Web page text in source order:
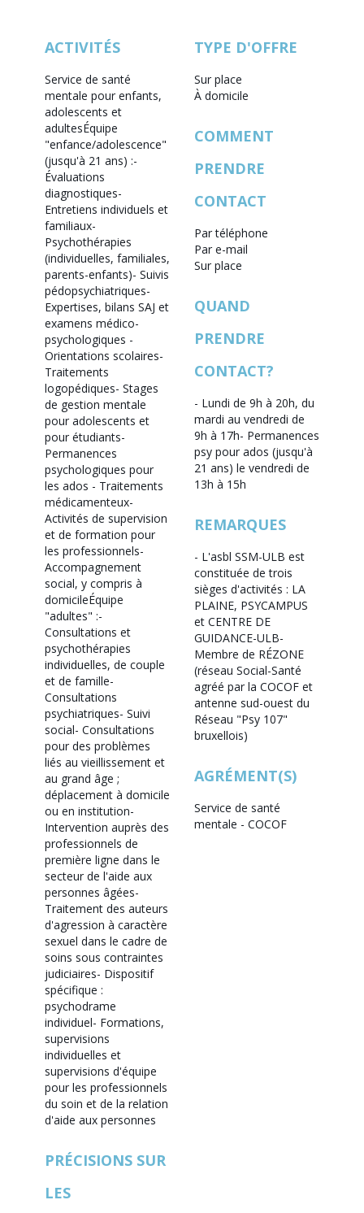
ACTIVITÉS
Service de santé
mentale pour enfants,
adolescents et
adultesÉquipe
"enfance/adolescence"
(jusqu'à 21 ans) :-
Évaluations
diagnostiques-
Entretiens individuels et
familiaux-
Psychothérapies
(individuelles, familiales,
parents-enfants)- Suivis
pédopsychiatriques-
Expertises, bilans SAJ et
examens médico-
psychologiques -
Orientations scolaires-
Traitements
logopédiques- Stages
de gestion mentale
pour adolescents et
pour étudiants-
Permanences
psychologiques pour
les ados - Traitements
médicamenteux-
Activités de supervision
et de formation pour
les professionnels-
Accompagnement
social, y compris à
domicileÉquipe
"adultes" :-
Consultations et
psychothérapies
individuelles, de couple
et de famille-
Consultations
psychiatriques- Suivi
social- Consultations
pour des problèmes
liés au vieillissement et
au grand âge ;
déplacement à domicile
ou en institution-
Intervention auprès des
professionnels de
première ligne dans le
secteur de l'aide aux
personnes âgées-
Traitement des auteurs
d'agression à caractère
sexuel dans le cadre de
soins sous contraintes
judiciaires- Dispositif
spécifique :
psychodrame
individuel- Formations,
supervisions
individuelles et
supervisions d'équipe
pour les professionnels
du soin et de la relation
d'aide aux personnes
PRÉCISIONS SUR
LES
TYPE D'OFFRE
Sur place
À domicile
COMMENT
PRENDRE
CONTACT
Par téléphone
Par e-mail
Sur place
QUAND
PRENDRE
CONTACT?
- Lundi de 9h à 20h, du
mardi au vendredi de
9h à 17h- Permanences
psy pour ados (jusqu'à
21 ans) le vendredi de
13h à 15h
REMARQUES
- L'asbl SSM-ULB est
constituée de trois
sièges d'activités : LA
PLAINE, PSYCAMPUS
et CENTRE DE
GUIDANCE-ULB-
Membre de RÉZONE
(réseau Social-Santé
agréé par la COCOF et
antenne sud-ouest du
Réseau "Psy 107"
bruxellois)
AGRÉMENT(S)
Service de santé
mentale - COCOF